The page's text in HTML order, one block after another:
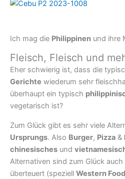
Ich mag die Philippinen und ihre
Fleisch, Fleisch und
Eher schwierig ist, dass die
Gerichte wiederum sehr
überhaupt ein typisch
vegetarisch ist?
Zum Glück gibt es sehr viele
Ursprungs. Also Burger, Pizza &
chinesisches und
Alternativen sind zum Glück
überteuert (speziell Western Food